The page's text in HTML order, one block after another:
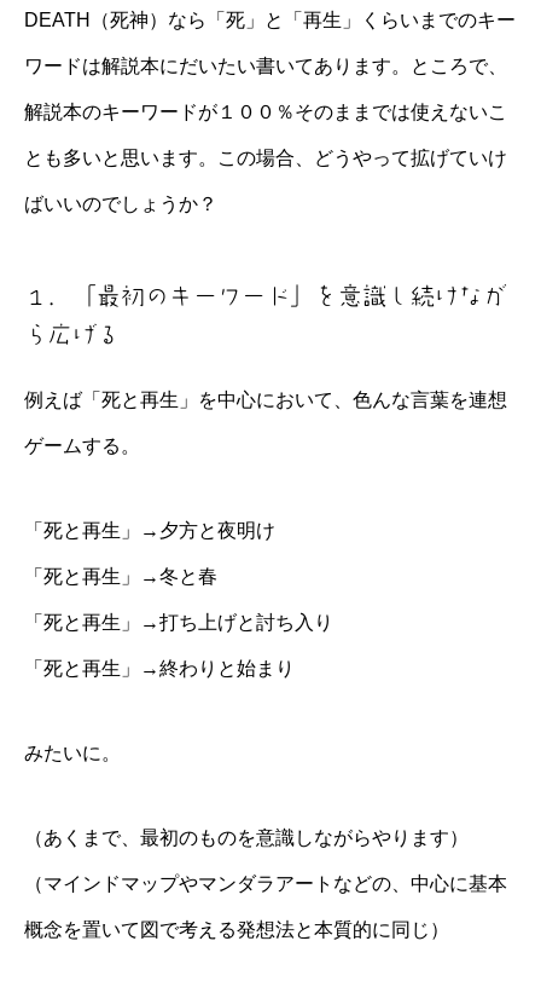
DEATH（死神）なら「死」と「再生」くらいまでのキー
ワードは解説本にだいたい書いてあります。ところで、
解説本のキーワードが１００％そのままでは使えないこ
とも多いと思います。この場合、どうやって拡げていけ
ばいいのでしょうか？
１．「最初のキーワード」を意識し続けなが
ら広げる
例えば「死と再生」を中心において、色んな言葉を連想
ゲームする。
「死と再生」→夕方と夜明け
「死と再生」→冬と春
「死と再生」→打ち上げと討ち入り
「死と再生」→終わりと始まり
みたいに。
（あくまで、最初のものを意識しながらやります）
（マインドマップやマンダラアートなどの、中心に基本
概念を置いて図で考える発想法と本質的に同じ）